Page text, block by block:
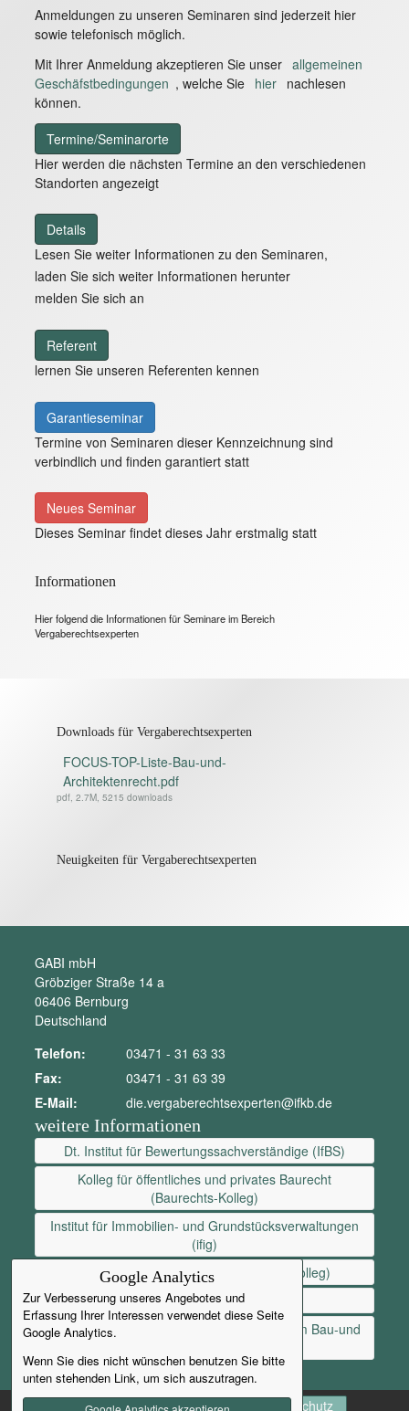
Anmeldungen zu unseren Seminaren sind jederzeit hier
sowie telefonisch möglich.
Mit Ihrer Anmeldung akzeptieren Sie unser allgemeinen
Geschäfstbedingungen , welche Sie hier nachlesen
können.
Termine/Seminarorte
Hier werden die nächsten Termine an den verschiedenen
Standorten angezeigt
Details
Lesen Sie weiter Informationen zu den Seminaren,
laden Sie sich weiter Informationen herunter
melden Sie sich an
Referent
lernen Sie unseren Referenten kennen
Garantieseminar
Termine von Seminaren dieser Kennzeichnung sind
verbindlich und finden garantiert statt
Neues Seminar
Dieses Seminar findet dieses Jahr erstmalig statt
Informationen
Hier folgend die Informationen für Seminare im Bereich
Vergaberechtsexperten
Downloads für Vergaberechtsexperten
FOCUS-TOP-Liste-Bau-und-
Architektenrecht.pdf
pdf, 2.7M, 5215 downloads
Neuigkeiten für Vergaberechtsexperten
GABI mbH
Gröbziger Straße 14 a
06406 Bernburg
Deutschland
Telefon:
03471 - 31 63 33
Fax:
03471 - 31 63 39
E-Mail:
die.vergaberechtsexperten@ifkb.de
weitere Informationen
Dt. Institut für Bewertungssachverständige (IfBS)
Kolleg für öffentliches und privates Baurecht
(Baurechts-Kolleg)
Institut für Immobilien- und Grundstücksverwaltungen
(ifig)
Architekten- und Ingenieurkolleg (AI-Kolleg)
Inhouse-Seminare
Institut für Mediation und Konfliktberatung im Bau-und
Kontakt Newsletter Datenschutz
Google Analytics
Zur Verbesserung unseres Angebotes und
Erfassung Ihrer Interessen verwendet diese Seite
Google Analytics.
Wenn Sie dies nicht wünschen benutzen Sie bitte
unten stehenden Link, um sich auszutragen.